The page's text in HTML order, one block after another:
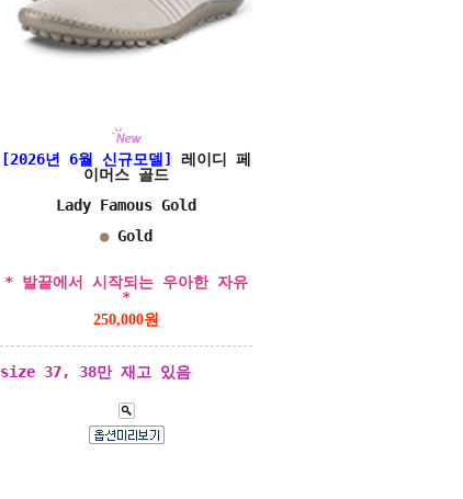
[2026년 6월 신규모델] 레이디 페
이머스 골드
Lady Famous Gold
● Gold
* 발끝에서 시작되는 우아한 자유
*
250,000원
size 37, 38만 재고 있음